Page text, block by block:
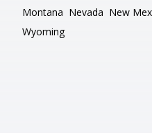
Montana Nevada New
Wyoming